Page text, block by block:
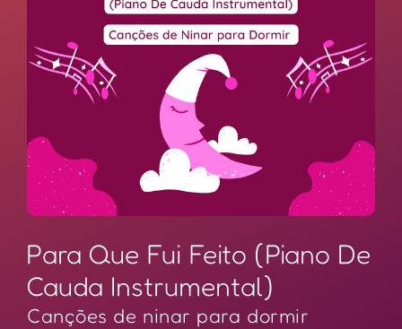
Para Que Fui Feito (Piano De
Cauda Instrumental)
Canções de ninar para dormir